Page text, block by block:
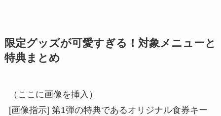
限定グッズが可愛すぎる！対象メニューと
特典まとめ
（ここに画像を挿入）
[画像指示] 第1弾の特典であるオリジナル食券キー